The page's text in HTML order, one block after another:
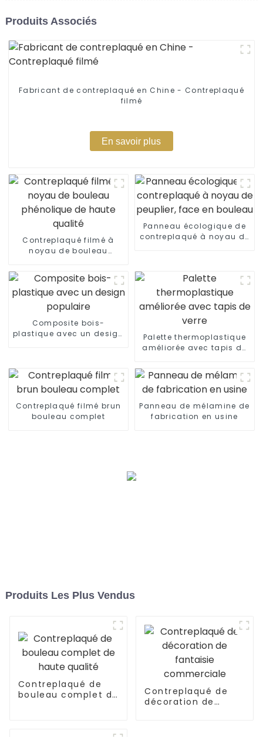
Produits Associés
Fabricant de contreplaqué en Chine - Contreplaqué
filmé
En savoir plus
Contreplaqué filmé à
noyau de bouleau
Panneau écologique de
contreplaqué à noyau de
Composite bois-
plastique avec un design
Palette thermoplastique
améliorée avec tapis de
Contreplaqué filmé brun
bouleau complet
Panneau de mélamine de
fabrication en usine
Produits Les Plus Vendus
Contreplaqué de
bouleau complet de
Contreplaqué de
décoration de